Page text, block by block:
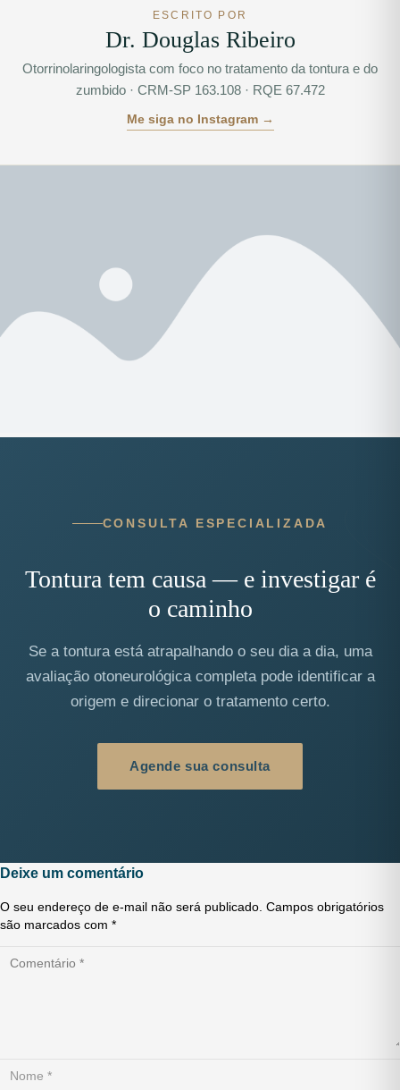
ESCRITO POR
Dr. Douglas Ribeiro
Otorrinolaringologista com foco no tratamento da tontura e do
zumbido · CRM-SP 163.108 · RQE 67.472
Me siga no Instagram →
CONSULTA ESPECIALIZADA
Tontura tem causa — e investigar é
o caminho
Se a tontura está atrapalhando o seu dia a dia, uma
avaliação otoneurológica completa pode identificar a
origem e direcionar o tratamento certo.
Agende sua consulta
Deixe um comentário
O seu endereço de e-mail não será publicado. Campos obrigatórios
são marcados com *